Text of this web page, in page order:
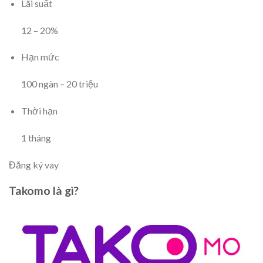
Lãi suất
12 – 20%
Hạn mức
100ngàn – 20triệu
Thời hạn
1 tháng
Đăng ký vay
Takomo là gì?